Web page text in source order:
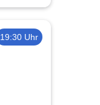
19:30 Uhr